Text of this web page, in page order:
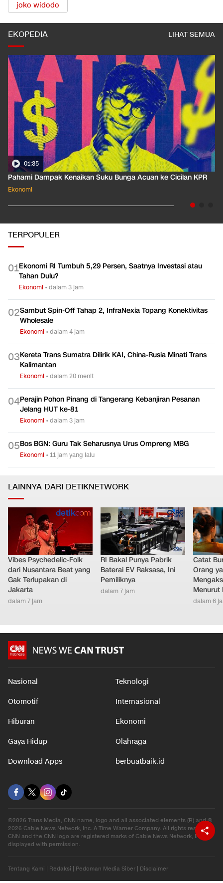
joko widodo
EKOPEDIA LIHAT SEMUA
01:35
Pahami Dampak Kenaikan Suku Bunga Acuan ke Cicilan KPR
Ekonomi
TERPOPULER
01Ekonomi RI Tumbuh 5,29 Persen, Saatnya Investasi atau
Tahan Dulu?
Ekonomi •dalam 3 jam
02Sambut Spin-Off Tahap 2, InfraNexia Topang Konektivitas
Wholesale
Ekonomi •dalam 4 jam
03Kereta Trans Sumatra Dilirik KAI, China-Rusia Minati Trans
Kalimantan
Ekonomi •dalam 20 menit
04Perajin Pohon Pinang di Tangerang Kebanjiran Pesanan
Jelang HUT ke-81
Ekonomi •dalam 3 jam
05Bos BGN: Guru Tak Seharusnya Urus Ompreng MBG
Ekonomi •11 jam yang lalu
LAINNYA DARI DETIKNETWORK
Vibes Psychedelic-Folk
dari Nusantara Beat yang
Gak Terlupakan di
Jakarta
dalam 7 jam
RI Bakal Punya Pabrik
Baterai EV Raksasa, Ini
Pemiliknya
dalam 7 jam
Catat
Orang
Menurut
dalam 6
Nasional Teknologi
Otomotif Internasional
Hiburan Ekonomi
Gaya Hidup Olahraga
Download Apps berbuatbaik.id
©2026 Trans Media, CNN name, logo and all associated elements (R) and ©
2026 Cable News Network, Inc. A Time Warner Company. All rights reserved.
CNN and the CNN logo are registered marks of Cable News Network, Inc.,
displayed with permission.
Tentang Kami Redaksi Pedoman Media Siber Disclaimer